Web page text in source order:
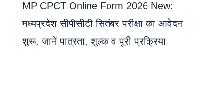
MP CPCT Online Form 2026 New:
मध्यप्रदेश सीपीसीटी सितंबर परीक्षा का आवेदन
शुरू, जानें पात्रता, शुल्क व पूरी प्रक्रिया